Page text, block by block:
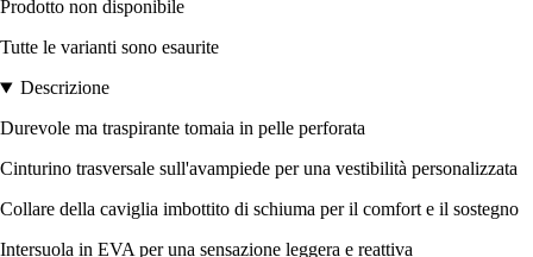
Prodotto non disponibile
Tutte le varianti sono esaurite
Descrizione
Durevole ma traspirante tomaia in pelle perforata
Cinturino trasversale sull'avampiede per una vestibilità personalizzata
Collare della caviglia imbottito di schiuma per il comfort e il sostegno
Intersuola in EVA per una sensazione leggera e reattiva